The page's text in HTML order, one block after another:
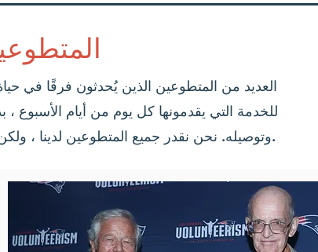
للخدمة التي يقدمونها كل يوم من أيام الأسبوع ،
وتوصيله. نحن نقدر جميع المتطوعين لدينا ، ولكن هناك القليل ممن يذهبون إلى أبعد الحدود لخدمة مجتمعنا.